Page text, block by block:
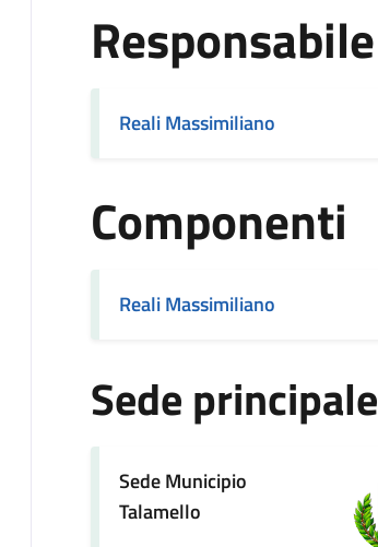
Responsabile
Reali Massimiliano
Componenti
Reali Massimiliano
Sede principale
Sede Municipio
Talamello